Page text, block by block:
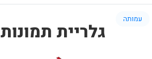
עמותה
גלריית תמונות